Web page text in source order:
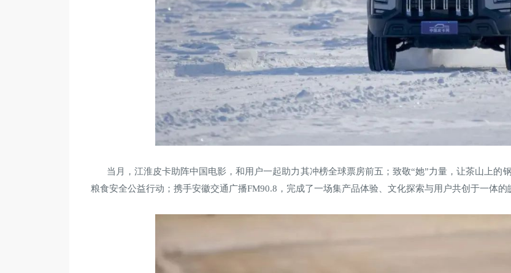
当月，江淮皮卡助阵中国电影，和用户一起助力其冲榜全球票房前五；致敬“她”力量，让茶山上的
粮食安全公益行动；携手安徽交通广播FM90.8，完成了一场集产品体验、文化探索与用户共创于一体的